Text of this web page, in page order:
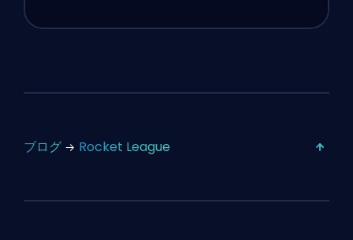
ブログ Rocket League